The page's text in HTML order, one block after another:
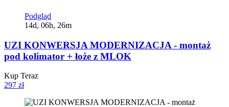
Podgląd
14d, 06h, 26m
UZI KONWERSJA MODERNIZACJA - montaż
pod kolimator + łoże z MLOK
Kup Teraz
297 zł